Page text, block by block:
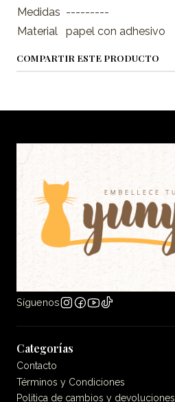
Medidas ---------
Material
papel con adhesivo
COMPARTIR ESTE PRODUCTO
Síguenos
Categorías
Contacto
Términos y Condiciones
Politica de cambios y devoluciones